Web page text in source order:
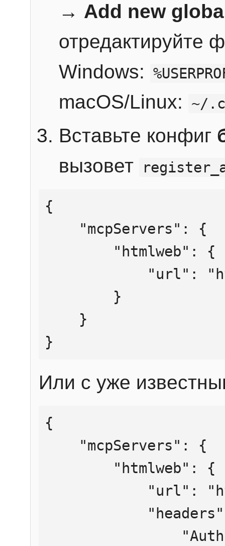
→ Add new
отредактируйте
Windows:
macOS/Linux: ~/
Вставьте конфиг
вызовет
{
}
Или с уже
{